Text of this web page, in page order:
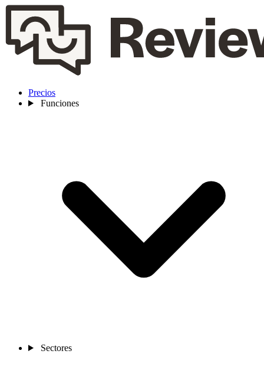
Precios
Funciones
Sectores